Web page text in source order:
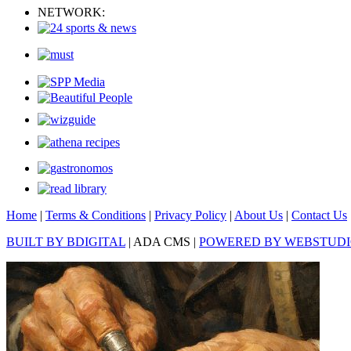
NETWORK:
Home | Terms & Conditions | Privacy Policy | About Us | Contact Us
BUILT BY BDIGITAL | ADA CMS | POWERED BY